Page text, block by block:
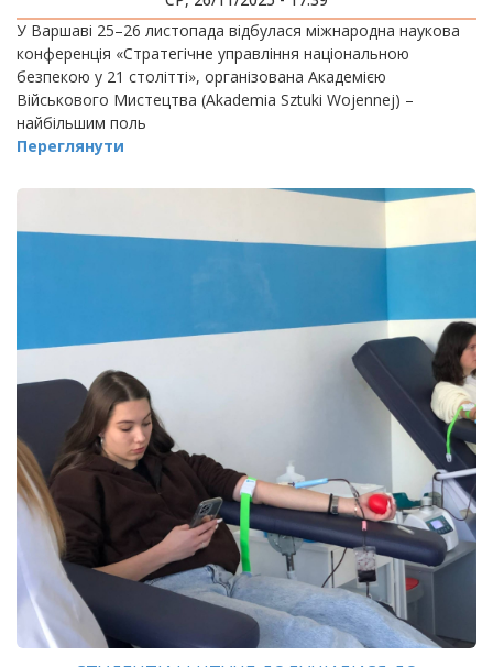
У Варшаві 25–26 листопада відбулася міжнародна наукова
конференція «Стратегічне управління національною
безпекою у 21 столітті», організована Академією
Військового Мистецтва (Akademia Sztuki Wojennej) –
найбільшим поль
Переглянути